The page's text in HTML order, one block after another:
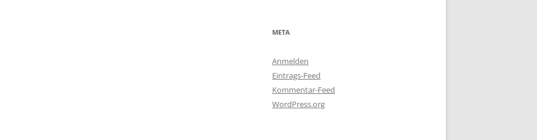
META
Anmelden
Eintrags-Feed
Kommentar-Feed
WordPress.org